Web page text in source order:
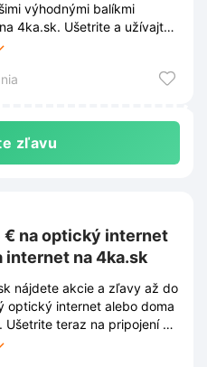
výhodnými balíkmi
4ka.sk. Ušetrite a užívajte
a skvelé televízne
zľavu
€ na optický internet
internet na 4ka.sk
nájdete akcie a zľavy až do
optický internet alebo doma
Ušetrite teraz na pripojení a
a spoľahlivý internet.